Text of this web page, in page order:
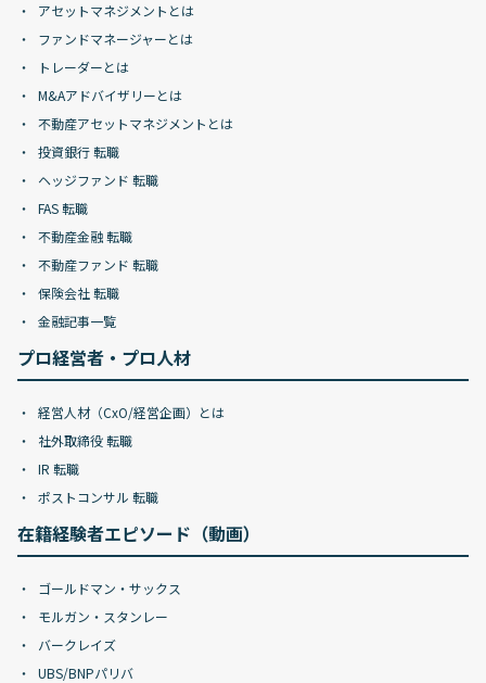
アセットマネジメントとは
ファンドマネージャーとは
トレーダーとは
M&Aアドバイザリーとは
不動産アセットマネジメントとは
投資銀行 転職
ヘッジファンド 転職
FAS 転職
不動産金融 転職
不動産ファンド 転職
保険会社 転職
金融記事一覧
プロ経営者・プロ人材
経営人材（CxO/経営企画）とは
社外取締役 転職
IR 転職
ポストコンサル 転職
在籍経験者エピソード（動画）
ゴールドマン・サックス
モルガン・スタンレー
バークレイズ
UBS/BNPパリバ